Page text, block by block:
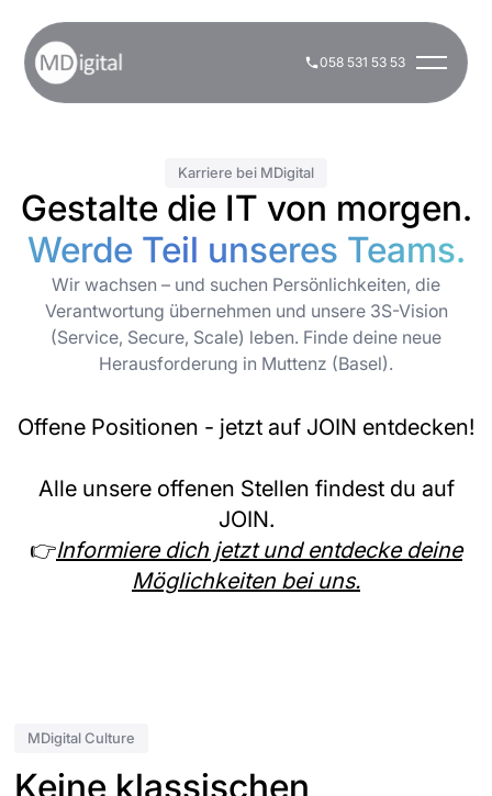
058 531 53 53
Karriere bei MDigital
Gestalte die IT von morgen.
Werde Teil unseres Teams.
Wir wachsen – und suchen Persönlichkeiten, die
Verantwortung übernehmen und unsere 3S-Vision
(Service, Secure, Scale) leben. Finde deine neue
Herausforderung in Muttenz (Basel).
Offene Positionen - jetzt auf JOIN entdecken!
Alle unsere offenen Stellen findest du auf
JOIN.
👉Informiere dich jetzt und entdecke deine
Möglichkeiten bei uns.
MDigital Culture
Keine klassischen